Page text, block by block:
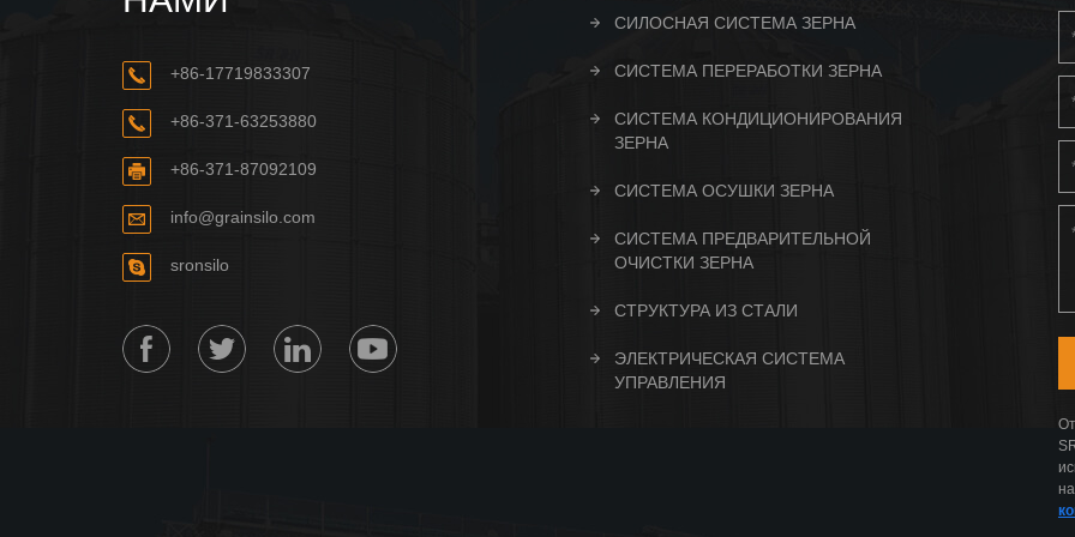
+86-17719833307
+86-371-63253880
+86-371-87092109
info@grainsilo.com
sronsilo
СИЛОСНАЯ СИСТЕМА ЗЕРНА
СИСТЕМА ПЕРЕРАБОТКИ ЗЕРНА
СИСТЕМА КОНДИЦИОНИРОВАНИЯ
ЗЕРНА
СИСТЕМА ОСУШКИ ЗЕРНА
СИСТЕМА ПРЕДВАРИТЕЛЬНОЙ
ОЧИСТКИ ЗЕРНА
СТРУКТУРА ИЗ СТАЛИ
ЭЛЕКТРИЧЕСКАЯ СИСТЕМА
УПРАВЛЕНИЯ